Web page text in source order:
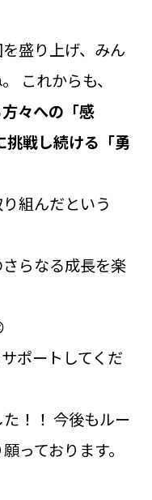
盛り上げ、みん
これからも、
々への「感
挑戦し続ける「勇
組んだという
らなる成長を楽
ポートしてくだ
！！ 今後もルー
っております。